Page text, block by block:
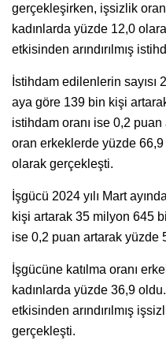
gerçekleşirken, işsizlik
kadınlarda yüzde 12,0
etkisinden arındırılmış
İstihdam edilenlerin sayısı
aya göre 139 bin kişi
istihdam oranı ise 0,2
oran erkeklerde yüzde
olarak gerçekleşti.
İşgücü 2024 yılı Mart
kişi artarak 35 milyon 645
ise 0,2 puan artarak yüzde
İşgücüne katılma oranı
kadınlarda yüzde 36,9
etkisinden arındırılmış
gerçekleşti.